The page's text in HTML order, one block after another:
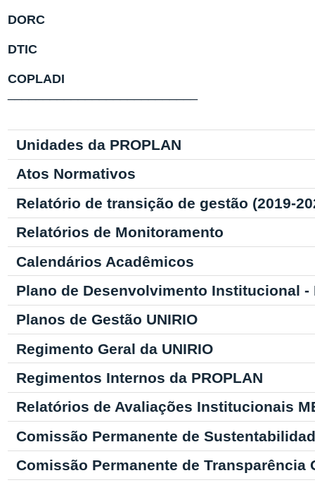
DORC
DTIC
COPLADI
Unidades da PROPLAN
Atos Normativos
Relatório de transição de gestão (2019-
Relatórios de Monitoramento
Calendários Acadêmicos
Plano de Desenvolvimento Institucional -
Planos de Gestão UNIRIO
Regimento Geral da UNIRIO
Regimentos Internos da PROPLAN
Relatórios de Avaliações Institucionais
Comissão Permanente de
Comissão Permanente de Transparência